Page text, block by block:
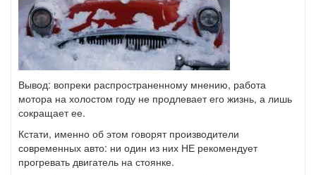
Вывод: вопреки распространенному мнению, работа
мотора на холостом году не продлевает его жизнь, а лишь
сокращает ее.
Кстати, именно об этом говорят производители
современных авто: ни один из них НЕ рекомендует
прогревать двигатель на стоянке.